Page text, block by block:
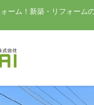
ーム！新築・リフォーム